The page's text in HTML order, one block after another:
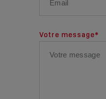
Votre message*